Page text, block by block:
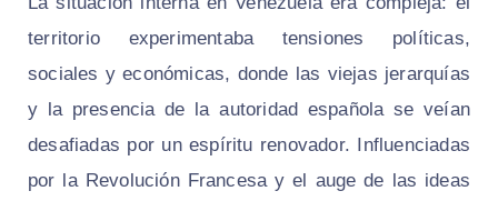
territorio experimentaba tensiones políticas,
sociales y económicas, donde las viejas jerarquías
y la presencia de la autoridad española se veían
desafiadas por un espíritu renovador. Influenciadas
por la Revolución Francesa y el auge de las ideas